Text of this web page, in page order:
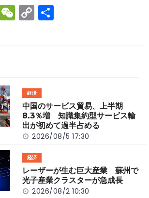
Li
n
W
e
C
o
n
k
経済
中国のサービス貿易、上半期
8.3％増 知識集約型サービス輸
出が初めて過半占める
2026/08/5 17:30
経済
レーザーが生む巨大産業 蘇州で
光子産業クラスターが急成長
2026/08/2 10:30